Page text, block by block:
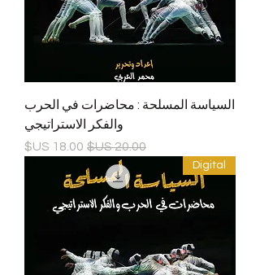
السياسة المسلحة : محاضرات في الحرب
والفكر الاستراتيجي
سعر عادي
سعر البيع
Digital